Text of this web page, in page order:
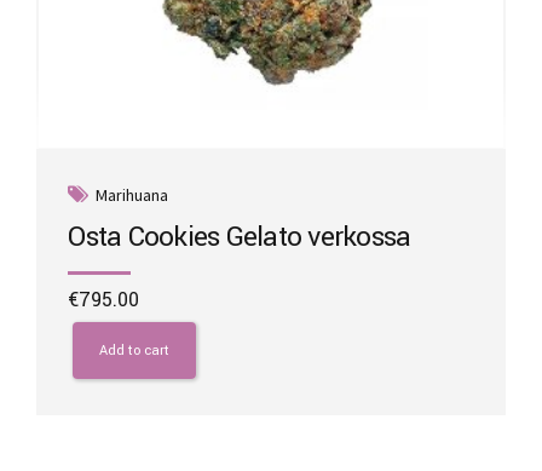
Marihuana
Osta Cookies Gelato verkossa
€795.00
Add to cart